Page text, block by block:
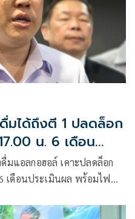
ดื่มได้ถึงตี 1 ปลดล็อก
น. 6 เดือน
มแอลกอฮอล์ เคาะปลดล็อก
เดือนประเมินผล พร้อมไฟ
บคู่สุขภาพ